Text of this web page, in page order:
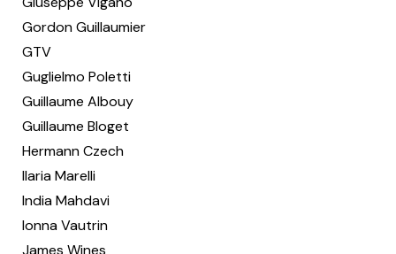
Gordon Guillaumier
GTV
Guglielmo Poletti
Guillaume Albouy
Guillaume Bloget
Hermann Czech
Ilaria Marelli
India Mahdavi
Ionna Vautrin
James Wines